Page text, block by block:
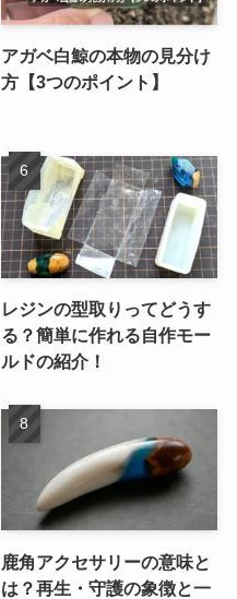
アガベ白鯨の本物の見分け
方【3つのポイント】
レジンの型取りってどうす
る？簡単に作れる自作モー
ルドの紹介！
鹿角アクセサリーの意味と
は？再生・守護の象徴と一